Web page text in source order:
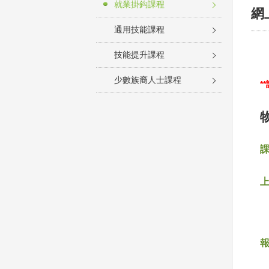
就業掛鈎課程
通用技能課程
技能提升課程
少數族裔人士課程
網
**